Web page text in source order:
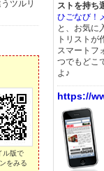
ツルリ
ル版で
をみる
ストを持ち
ひごなび！
と、お気に
トリストが
スマートフ
つでもどこ
よ♪
https://